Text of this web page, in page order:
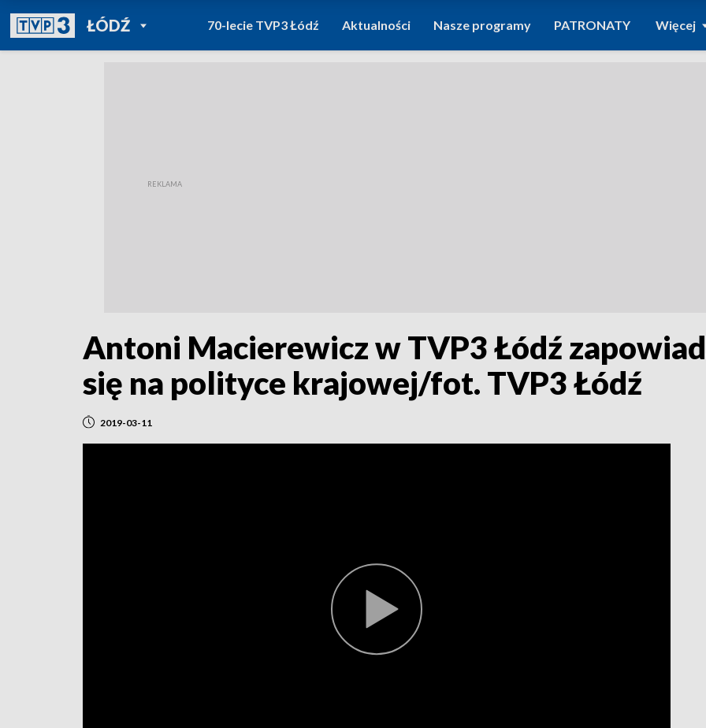
ŁÓDŹPOWRÓT DO
TVP REGIONY
70-lecie TVP3 Łódź Aktualności Nasze programy PATRONATY Więcej
Antoni Macierewicz w TVP3 Łódź
się na polityce krajowej/fot. TVP3 Łódź
2019-03-11